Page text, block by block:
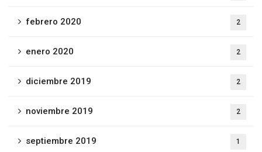
febrero 2020 2
enero 2020 2
diciembre 2019 2
noviembre 2019 2
septiembre 2019 1